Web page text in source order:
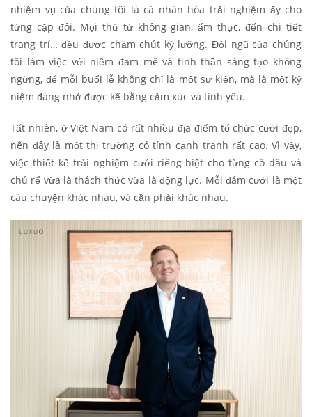
nhiệm vụ của chúng tôi là cá nhân hóa trải nghiệm ấy cho
từng cặp đôi. Mọi thứ từ không gian, ẩm thực, đến chi tiết
trang trí… đều được chăm chút kỹ lưỡng. Đội ngũ của chúng
tôi làm việc với niềm đam mê và tinh thần sáng tạo không
ngừng, để mỗi buổi lễ không chỉ là một sự kiện, mà là một kỷ
niệm đáng nhớ được kể bằng cảm xúc và tình yêu.
Tất nhiên, ở Việt Nam có rất nhiều địa điểm tổ chức cưới đẹp,
nên đây là một thị trường có tính cạnh tranh rất cao. Vì vậy,
việc thiết kế trải nghiệm cưới riêng biệt cho từng cô dâu và
chú rể vừa là thách thức vừa là động lực. Mỗi đám cưới là một
câu chuyện khác nhau, và cần phải khác nhau.